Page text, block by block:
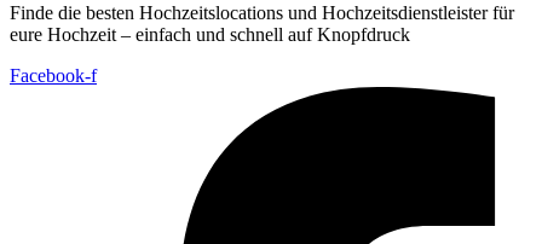
Finde die besten Hochzeitslocations und Hochzeitsdienstleister für
eure Hochzeit – einfach und schnell auf Knopfdruck
Facebook-f